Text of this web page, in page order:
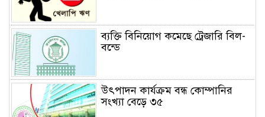
ব্যক্তি বিনিয়োগ কমেছে ট্রেজারি বিল-
বন্ডে
উৎপাদন কার্যক্রম বন্ধ কোম্পানির
সংখ্যা বেড়ে ৩৫